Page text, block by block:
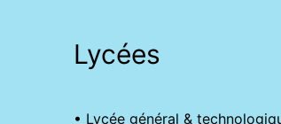
Lycées
• Lycée général &